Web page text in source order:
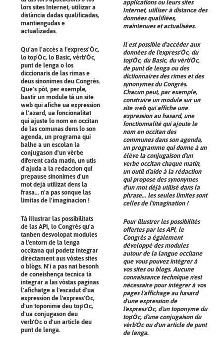
lors sites Internet, utilizar a
distància dadas qualificadas,
mantiengudas e
actualizadas.
Qu'an l'accès a l'express'Òc,
lo top'Òc, lo Basic, vèrb'Òc,
punt de lenga o los
diccionaris de las rimas e
deus sinonimes deu Congrès.
Que's pòt, per exemple,
bastir un module tà un site
web qui afiche ua expression
a l'azard, ua foncionalitat
qui ajuste lo nom en occitan
de las comunas dens lo son
agenda, un programa qui
balhe a un escolan la
conjugason d'un vèrbe
diferent cada matin, un utís
d'ajuda a la redaccion qui
prepause sinonimes d'un
mot dejà utilizat dens la
frasa... n'a pas sonque las
limitas de l'imaginacion !
Tà illustrar las possibilitats
de las API, lo Congrès qu'a
tanben desvolopat modules
a l'entorn de la lenga
occitana qui podetz integrar
dirèctament aus vòstes sites
o blògs. N'i a pas nat besonh
de coneishença tecnica tà
integrar a las vòstas paginas
l'afichatge a l'escadut d'ua
expression de l'express'Òc,
d'un toponime deu top'Òc,
d'ua conjugason deu
verb'Òc o d'un article deu
punt de lenga.
applications ou leurs sites
Internet, utiliser à distance des
données qualifiées,
maintenues et actualisées.
Il est possible d'accéder aux
données de l'express'Òc, du
top'Òc, du Basic, du vèrb'Òc,
de punt de lenga ou des
dictionnaires des rimes et des
synonymes du Congrès.
Chacun peut, par exemple,
construire un module sur un
site web qui affiche une
expression au hasard, une
fonctionnalité qui ajoute le
nom en occitan des
communes dans son agenda,
un programme qui donne à un
élève la conjugaison d'un
verbe occitan chaque matin,
un outil d'aide à la rédaction
qui propose des synonymes
d'un mot déjà utilisé dans la
phrase... les seules limites sont
celles de l'imagination !
Pour illustrer les possibilités
offertes par les API, le
Congrès a également
développé des modules
autour de la langue occitane
que vous pouvez intégrer à
vos sites ou blogs. Aucune
connaissance technique n'est
nécessaire pour intégrer à vos
pages l'affichage au hasard
d'une expression de
l'express'Òc, d'un toponyme du
top'Òc, d'une conjugaison du
vèrb'Òc ou d'un article de punt
de lenga.